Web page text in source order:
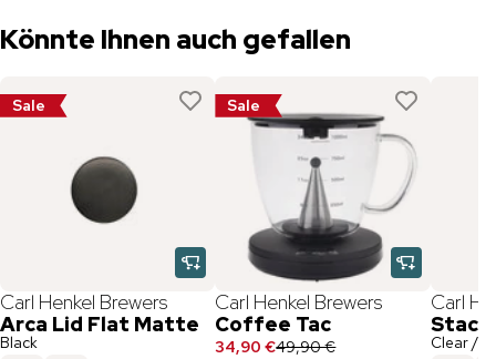
Könnte Ihnen auch gefallen
Sale
Carl Henkel Brewers
Arca Lid Flat Matte
Black
Sale
Carl Henkel Brewers
Coffee Tac
34,90 €49,90 €
Carl
Stack
Clear /